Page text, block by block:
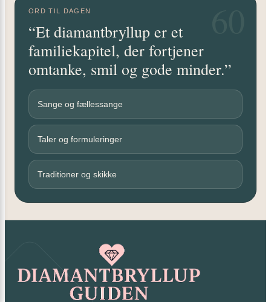
ORD TIL DAGEN
“Et diamantbryllup er et
familiekapitel, der fortjener
omtanke, smil og gode minder.”
Sange og fællessange
Taler og formuleringer
Traditioner og skikke